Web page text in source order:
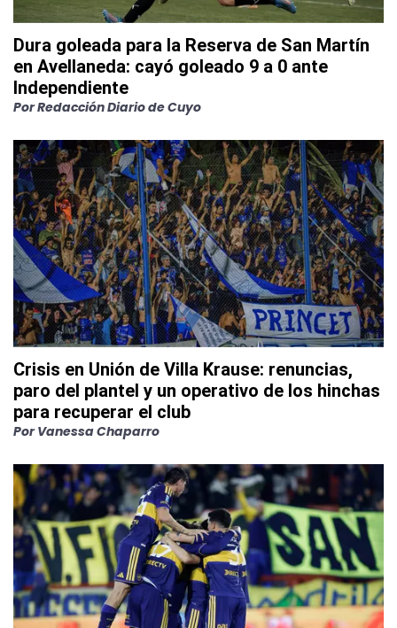
Dura goleada para la Reserva de San Martín
en Avellaneda: cayó goleado 9 a 0 ante
Independiente
PorRedacción Diario de Cuyo
Crisis en Unión de Villa Krause: renuncias,
paro del plantel y un operativo de los hinchas
para recuperar el club
Por Vanessa Chaparro